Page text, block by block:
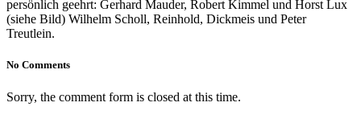
persönlich geehrt: Gerhard Mauder, Robert Kimmel und Horst Lux
(siehe Bild) Wilhelm Scholl, Reinhold, Dickmeis und Peter
Treutlein.
No Comments
Sorry, the comment form is closed at this time.